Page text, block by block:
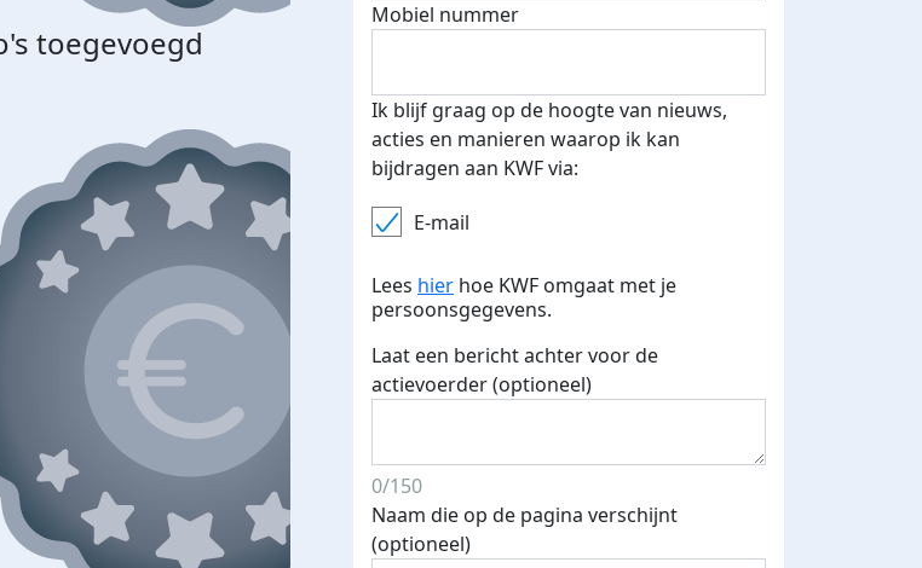
toegevoegd E-mails verstuurd
€500 euro opgehaald: t-shirt
Mobiel nummer
Ik blijf graag op de hoogte van nieuws,
acties en manieren waarop ik kan
bijdragen aan KWF via:
E-mail
Lees hier hoe KWF omgaat met je
persoonsgegevens.
Laat een bericht achter voor de
actievoerder (optioneel)
0/150
Naam die op de pagina verschijnt
(optioneel)